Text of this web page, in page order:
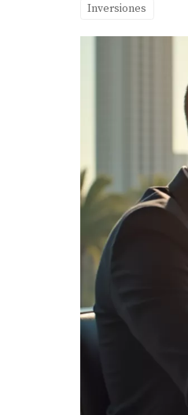
Inversiones